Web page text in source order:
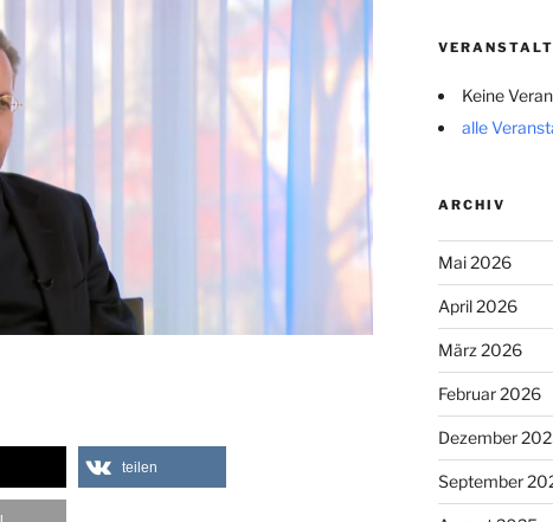
teilen
Keine
alle
ARCHIV
Mai 2026
April 2026
März 2026
Februar 2026
Dezember
September